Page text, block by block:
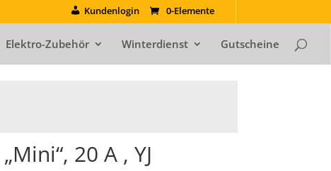
Kundenlogin 0-Elemente
Elektro-Zubehör Winterdienst Gutscheine
20 A , YJ